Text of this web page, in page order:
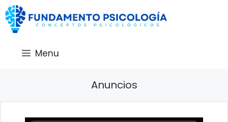
Saltar
al
contenido
Menu
Anuncios